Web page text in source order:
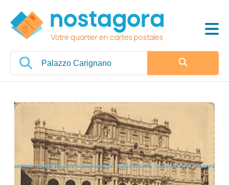
Votre quartier en cartes postales